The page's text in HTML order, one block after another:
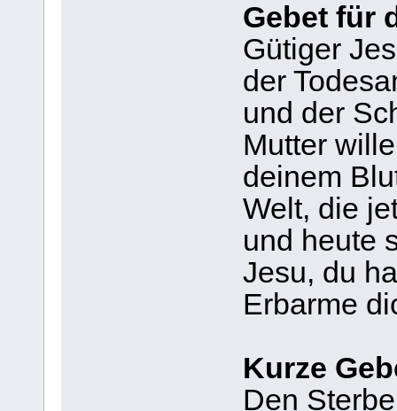
Gebet für
Gütiger
der
und der
Mutter
deinem
Welt, die
und heute
Jesu, du
Erbarme
Kurze
Den